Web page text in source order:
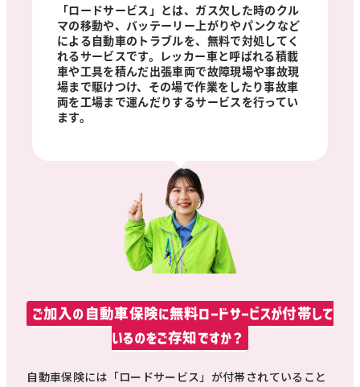
「ロードサービス」とは、ガス欠した時のクル
マの移動や、バッテーリー上がりやパンクなど
による自動車のトラブルを、無料で対処してく
れるサービスです。レッカー車と呼ばれる積載
車や工具を積んだ出張車両で故障現場や事故現
場まで駆けつけ、その場で作業をしたり事故車
両を工場まで運んだりするサービスを行ってい
ます。
ご加入の自動車保険に無料ロードサービスが付帯して
いるのをご存知ですか？
自動車保険には「ロードサービス」が付帯されていること